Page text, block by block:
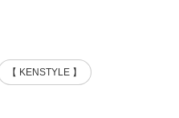
【 KENSTYLE 】